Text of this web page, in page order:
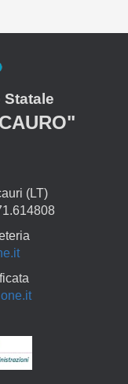
(LT)